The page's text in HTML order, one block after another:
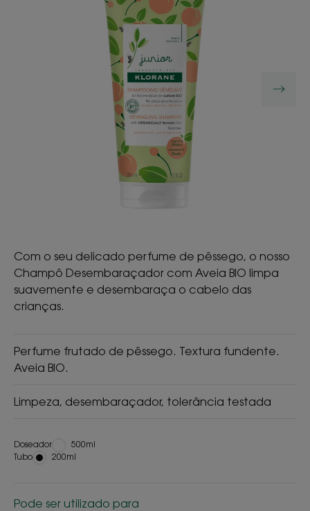
Com o seu delicado perfume de pêssego, o nosso
Champô Desembaraçador com Aveia BIO limpa
suavemente e desembaraça o cabelo das
crianças.
Perfume frutado de pêssego. Textura fundente.
Aveia BIO.
Limpeza, desembaraçador, tolerância testada
Doseador Doseador
500ml
Tubo
Tubo
200ml
Pode ser utilizado para